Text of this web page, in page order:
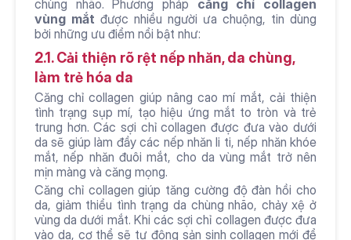
chùng nhão. Phương pháp căng chỉ collagen
vùng mắt được nhiều người ưa chuộng, tin dùng
bởi những ưu điểm nổi bật như:
2.1. Cải thiện rõ rệt nếp nhăn, da chùng,
làm trẻ hóa da
Căng chỉ collagen giúp nâng cao mí mắt, cải thiện
tình trạng sụp mí, tạo hiệu ứng mắt to tròn và trẻ
trung hơn. Các sợi chỉ collagen được đưa vào dưới
da sẽ giúp làm đầy các nếp nhăn li ti, nếp nhăn khóe
mắt, nếp nhăn đuôi mắt, cho da vùng mắt trở nên
mịn màng và căng mọng.
Căng chỉ collagen giúp tăng cường độ đàn hồi cho
da, giảm thiểu tình trạng da chùng nhão, chảy xệ ở
vùng da dưới mắt. Khi các sợi chỉ collagen được đưa
vào da, cơ thể sẽ tự động sản sinh collagen mới để